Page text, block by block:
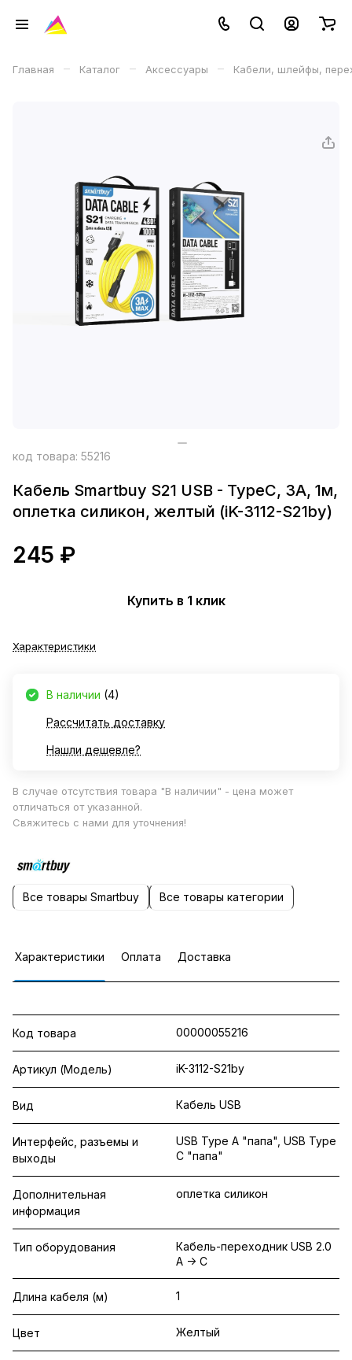
Главная – Каталог – Аксессуары – Кабели, шлейфы,
код товара: 55216
Кабель Smartbuy S21 USB - TypeС, 3A, 1м,
оплетка силикон, желтый (iK-3112-S21by)
245 ₽
Купить в 1 клик
Характеристики
В наличии (4)
Рассчитать доставку
Нашли дешевле?
В случае отсутствия товара "В наличии" - цена может
отличаться от указанной.
Свяжитесь с нами для уточнения!
Все товары Smartbuy Все товары категории
Характеристики Оплата Доставка
Код товара 00000055216
Артикул (Модель) iK-3112-S21by
Вид Кабель USB
Интерфейс, разъемы и
выходы
USB Type A "папа", USB Type
C "папа"
Дополнительная
информация
оплетка силикон
Тип оборудования
Кабель-переходник USB 2.0
A -> C
Длина кабеля (м) 1
Цвет Желтый